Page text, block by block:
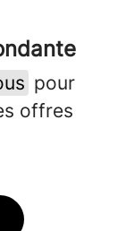
pour
offres